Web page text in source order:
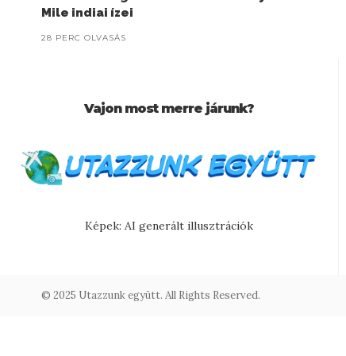
Mile indiai ízei
28 PERC OLVASÁS
Vajon most merre járunk?
Képek: AI generált illusztrációk
© 2025 Utazzunk együtt. All Rights Reserved.